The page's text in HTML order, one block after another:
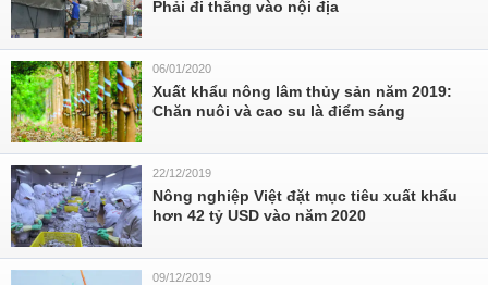
Phải đi thẳng vào nội địa
06/01/2020
Xuất khẩu nông lâm thủy sản năm 2019:
Chăn nuôi và cao su là điểm sáng
22/12/2019
Nông nghiệp Việt đặt mục tiêu xuất khẩu
hơn 42 tỷ USD vào năm 2020
09/12/2019